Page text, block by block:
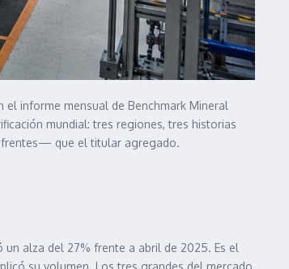
el informe mensual de Benchmark Mineral
mundial: tres regiones, tres historias
frentes— que el titular agregado.
alza del 27% frente a abril de 2025. Es el
su volumen. Los tres grandes del mercado